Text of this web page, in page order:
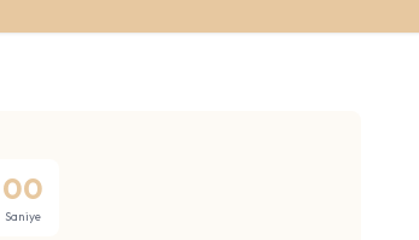
00
Saniye